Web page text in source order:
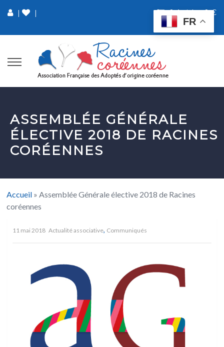
| 0 Article 0 €
|
ASSEMBLÉE GÉNÉRALE
ÉLECTIVE 2018 DE RACINES
CORÉENNES
Accueil »Assemblée Générale élective 2018 de Racines
coréennes
11 mai 2018 Actualité associative, Communiqués
FR